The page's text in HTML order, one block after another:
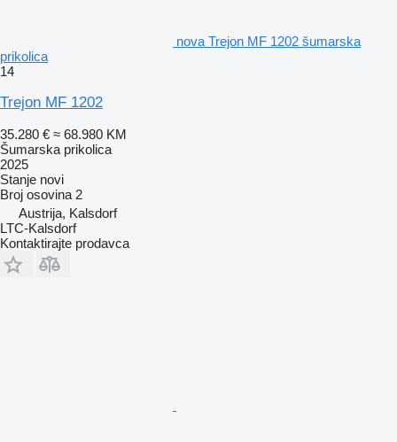
nova Trejon MF 1202 šumarska
prikolica
14
Trejon MF 1202
35.280 € ≈ 68.980 KM
Šumarska prikolica
2025
Stanje novi
Broj osovina 2
Austrija, Kalsdorf
LTC-Kalsdorf
Kontaktirajte prodavca